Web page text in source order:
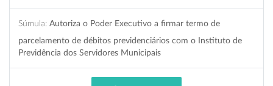
Súmula: Autoriza o Poder Executivo a firmar termo de
parcelamento de débitos previdenciários com o Instituto de
Previdência dos Servidores Municipais